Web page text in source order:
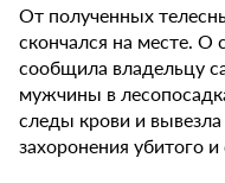
От полученных
скончался на месте.
сообщила владельцу
мужчины в
следы крови и
захоронения убитого